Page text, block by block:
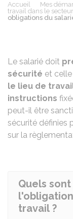
Accueil Mes
travail dans le
obligations du
Le salarié doit
sécurité et
le lieu de
instructions
peut-il être
sécurité définies
sur la
Quels
travail ?